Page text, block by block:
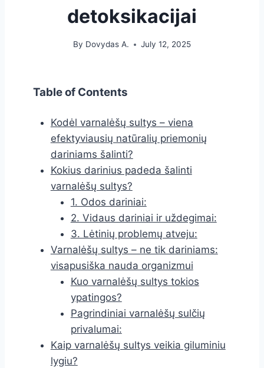
detoksikacijai
By Dovydas A. July 12, 2025
Table of Contents
Kodėl varnalėšų sultys – viena
efektyviausių natūralių priemonių
dariniams šalinti?
Kokius darinius padeda šalinti
varnalėšų sultys?
1. Odos dariniai:
2. Vidaus dariniai ir uždegimai:
3. Lėtinių problemų atveju:
Varnalėšų sultys – ne tik dariniams:
visapusiška nauda organizmui
Kuo varnalėšų sultys tokios
ypatingos?
Pagrindiniai varnalėšų sulčių
privalumai:
Kaip varnalėšų sultys veikia giluminiu
lygiu?